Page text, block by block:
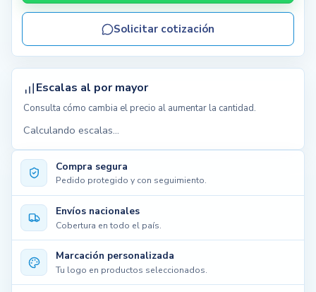
Compra segura
Pedido protegido y con seguimiento.
Envíos nacionales
Cobertura en todo el país.
Marcación personalizada
Tu logo en productos seleccionados.
Solicitar cotización
Escalas al por mayor
Consulta cómo cambia el precio al aumentar la cantidad.
Calculando escalas...